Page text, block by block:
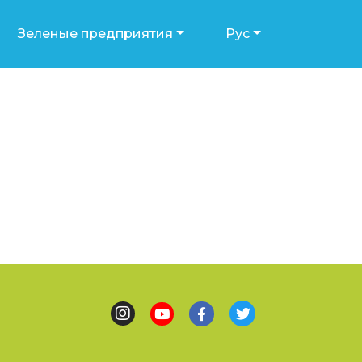
Зеленые предприятия Рус